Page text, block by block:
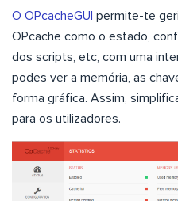
O OPcacheGUI permite-te
OPcache como o estado,
dos scripts, etc, com uma
podes ver a memória, as
forma gráfica. Assim,
para os utilizadores.